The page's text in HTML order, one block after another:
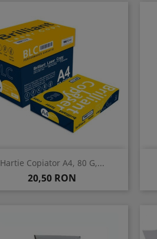
Hartie Copiator A4, 80 G,...
Pret
20,50 RON
Vizualizare rapida